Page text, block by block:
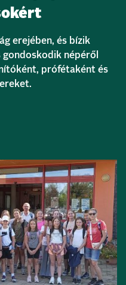
erejében, és bízik
népéről
prófétaként és